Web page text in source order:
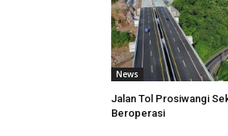
News
Jalan Tol Prosiwangi
Beroperasi